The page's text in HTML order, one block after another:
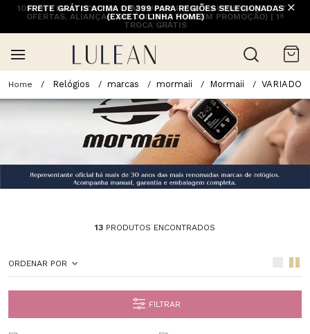
10% OFF NA 1ª COMPRA COM CUPOM PRIMEIRACOMPRA (EXCETO
OFERTAS, ALIANÇAS, RELÓGIOS E ITENS EM PROMOÇÃO) | 1ª
TROCA GRÁTIS
FRETE GRÁTIS ACIMA DE 399 PARA REGIÕES SELECIONADAS
(EXCETO LINHA HOME)
Relógios marcas mormaii Mormaii VARIADO
13 PRODUTOS ENCONTRADOS
ORDENAR POR
FILTRAR